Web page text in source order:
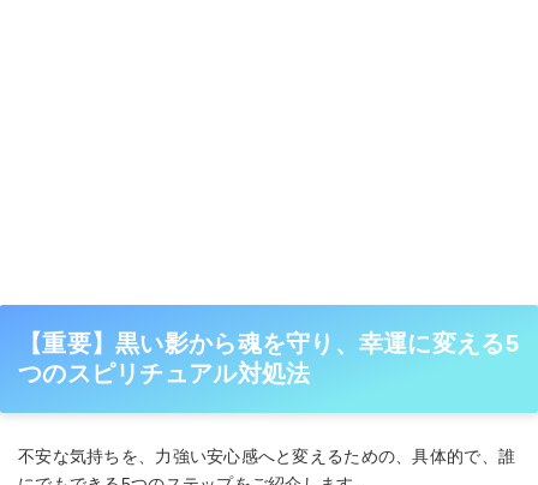
【重要】黒い影から魂を守り、幸運に変える5
つのスピリチュアル対処法
不安な気持ちを、力強い安心感へと変えるための、具体的で、誰